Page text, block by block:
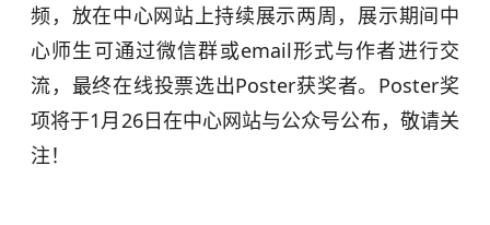
频，放在中心网站上持续展示两周，展示期间中
心师生可通过微信群或email形式与作者进行交
流，最终在线投票选出Poster获奖者。Poster奖
项将于1月26日在中心网站与公众号公布，敬请关
注！